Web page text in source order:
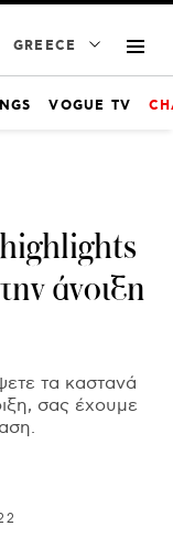
GREECE
VOGUE TV
άνοιξη
τα καστανά
σας έχουμε